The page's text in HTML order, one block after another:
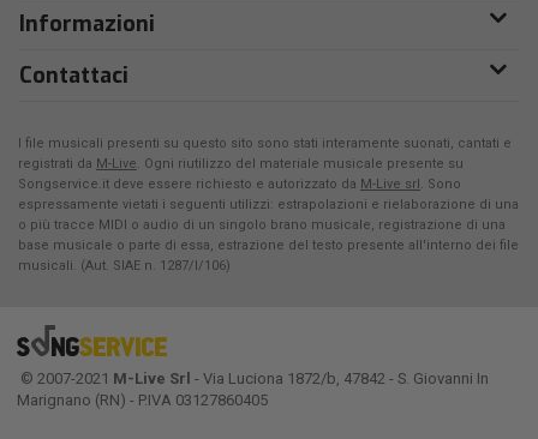
Informazioni
Contattaci
I file musicali presenti su questo sito sono stati interamente suonati, cantati e
registrati da M-Live. Ogni riutilizzo del materiale musicale presente su
Songservice.it deve essere richiesto e autorizzato da M-Live srl. Sono
espressamente vietati i seguenti utilizzi: estrapolazioni e rielaborazione di una
o più tracce MIDI o audio di un singolo brano musicale, registrazione di una
base musicale o parte di essa, estrazione del testo presente all'interno dei file
musicali. (Aut. SIAE n. 1287/I/106)
© 2007-2021 M-Live Srl - Via Luciona 1872/b, 47842 - S. Giovanni In
Marignano (RN) - P.IVA 03127860405